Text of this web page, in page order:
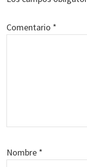
Comentario *
Nombre *